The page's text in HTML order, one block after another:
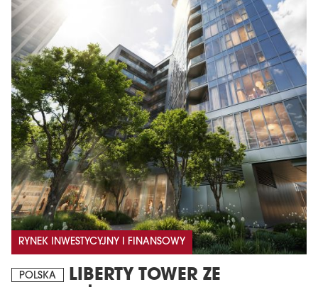
RYNEK INWESTYCYJNY I FINANSOWY
POLSKA
LIBERTY TOWER ZE